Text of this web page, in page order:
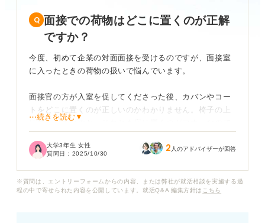
面接での荷物はどこに置くのが正解
ですか？
今度、初めて企業の対面面接を受けるのですが、面接室
に入ったときの荷物の扱いで悩んでいます。
面接官の方が入室を促してくださった後、カバンやコー
トをどこに置くのが正しいのかわかりません。椅子の上
に置くべきなのか、それとも床に置くのがマナーなので
物の扱いについても、印象の良くするコツなどがあれば
⋯続きを読む▼
大学3年生 女性
質問日： 2025/10/30 2 人のアドバイザーが回答
※質問は、エントリーフォームからの内容、または弊社が就活相談を実施する過
程の中で寄せられた内容を公開しています。就活Q&A 編集方針は こちら